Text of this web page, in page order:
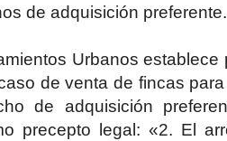
de adquisición preferente.
Urbanos
de venta de fincas
de adquisición
precepto legal: «2. El